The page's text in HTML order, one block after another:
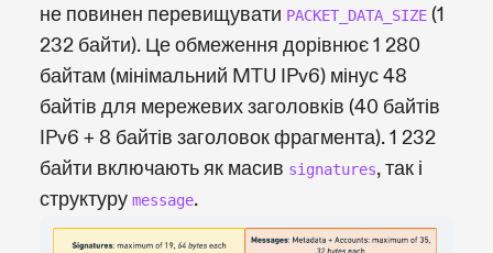
не повинен перевищувати PACKET_DATA_SIZE (1
232 байти). Це обмеження дорівнює 1 280
байтам (мінімальний MTU IPv6) мінус 48
байтів для мережевих заголовків (40 байтів
IPv6 + 8 байтів заголовок фрагмента). 1 232
байти включають як масив signatures, так і
структуру message.